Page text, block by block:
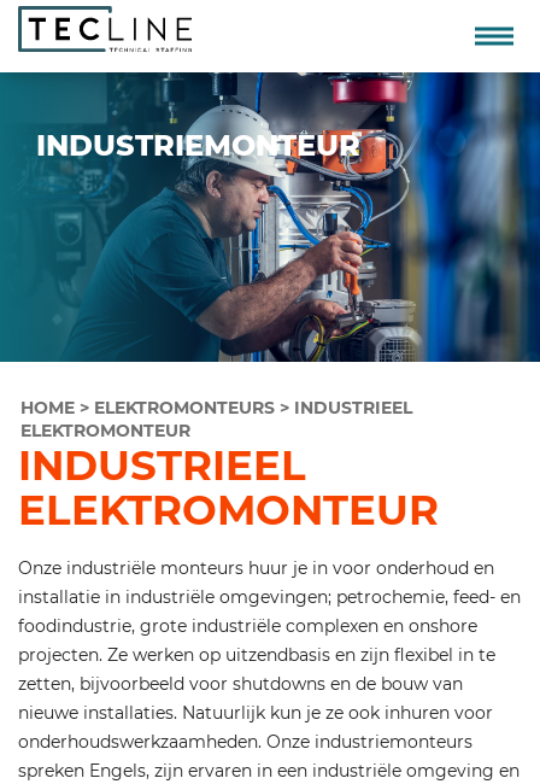
INDUSTRIEMONTEUR
HOME > ELEKTROMONTEURS > INDUSTRIEEL
ELEKTROMONTEUR
INDUSTRIEEL
ELEKTROMONTEUR
Onze industriële monteurs huur je in voor onderhoud en
installatie in industriële omgevingen; petrochemie, feed- en
foodindustrie, grote industriële complexen en onshore
projecten. Ze werken op uitzendbasis en zijn flexibel in te
zetten, bijvoorbeeld voor shutdowns en de bouw van
nieuwe installaties. Natuurlijk kun je ze ook inhuren voor
onderhoudswerkzaamheden. Onze industriemonteurs
spreken Engels, zijn ervaren in een industriële omgeving en